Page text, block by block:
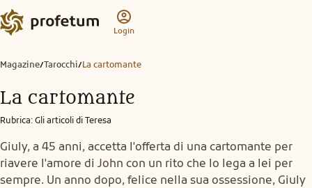
Login
Magazine/Tarocchi/La cartomante
La cartomante
Rubrica: Gli articoli di Teresa
Giuly, a 45 anni, accetta l'offerta di una cartomante per
riavere l'amore di John con un rito che lo lega a lei per
sempre. Un anno dopo, felice nella sua ossessione, Giuly